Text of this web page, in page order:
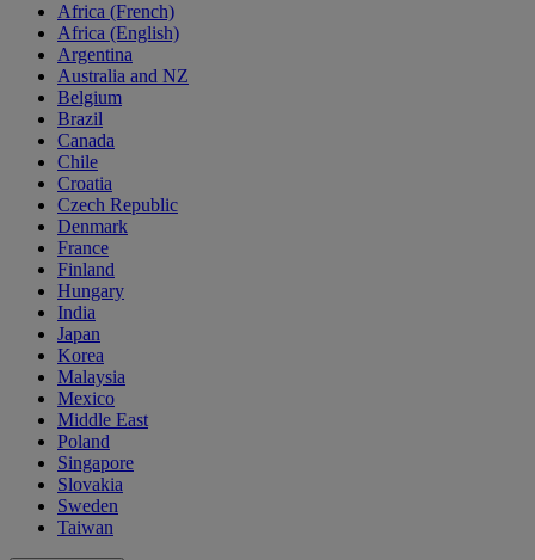
Africa (French)
Africa (English)
Argentina
Australia and NZ
Belgium
Brazil
Canada
Chile
Croatia
Czech Republic
Denmark
France
Finland
Hungary
India
Japan
Korea
Malaysia
Mexico
Middle East
Poland
Singapore
Slovakia
Sweden
Taiwan